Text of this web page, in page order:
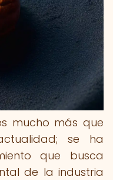
mucho más que
se ha
que busca
de la industria